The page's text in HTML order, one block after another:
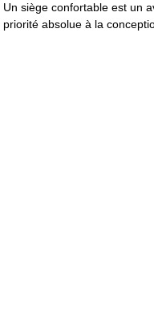
Un siège confortable est un
priorité absolue à la